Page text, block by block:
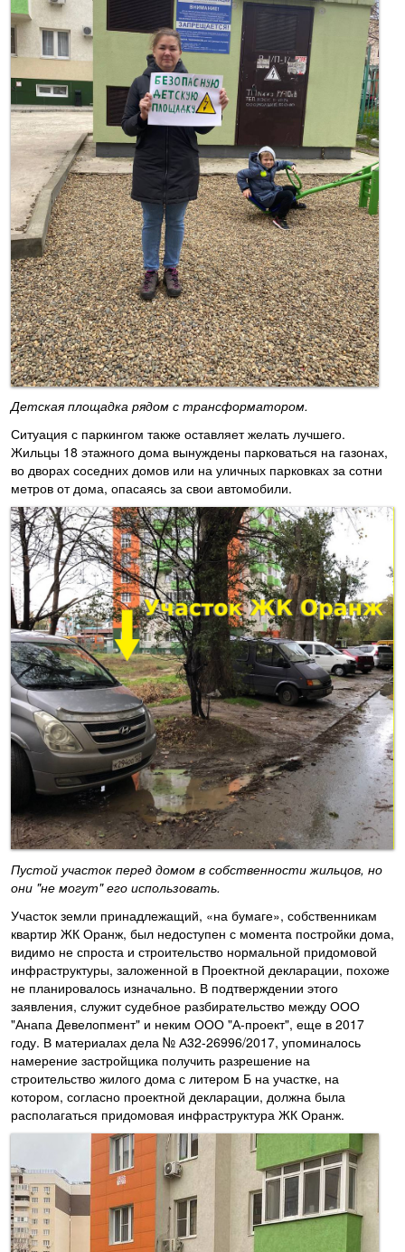
Детская площадка рядом с трансформатором.
Ситуация с паркингом также оставляет желать лучшего.
Жильцы 18 этажного дома вынуждены парковаться на газонах,
во дворах соседних домов или на уличных парковках за сотни
метров от дома, опасаясь за свои автомобили.
Пустой участок перед домом в собственности жильцов, но
они "не могут" его использовать.
Участок земли принадлежащий, «на бумаге», собственникам
квартир ЖК Оранж, был недоступен с момента постройки дома,
видимо не спроста и строительство нормальной придомовой
инфраструктуры, заложенной в Проектной декларации, похоже
не планировалось изначально. В подтверждении этого
заявления, служит судебное разбирательство между ООО
"Анапа Девелопмент" и неким ООО "А-проект", еще в 2017
году. В материалах дела № А32-26996/2017, упоминалось
намерение застройщика получить разрешение на
строительство жилого дома с литером Б на участке, на
котором, согласно проектной декларации, должна была
располагаться придомовая инфраструктура ЖК Оранж.